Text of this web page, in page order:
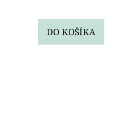
DO KOŠÍKA